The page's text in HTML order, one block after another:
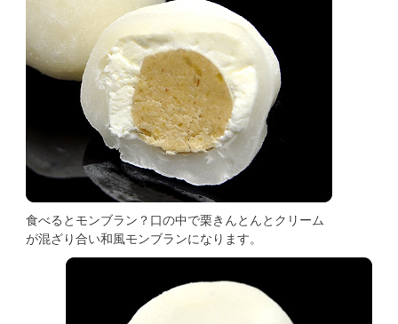
食べるとモンブラン？口の中で栗きんとんとクリーム
が混ざり合い和風モンブランになります。